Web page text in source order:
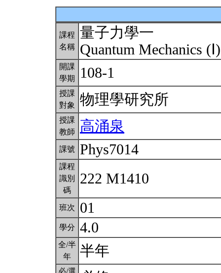
課程
名稱
量子力學一
Quantum Mechanics
開課
學期
108-1
授課
對象
物理學研究所
授課
教師
高涌泉
課號 Phys7014
課程
識別
碼
222 M1410
班次 01
學分 4.0
全/半
年
半年
必/選